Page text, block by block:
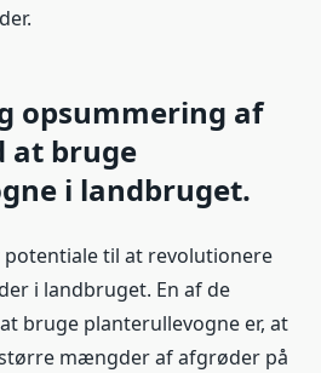
opsummering af
at bruge
i landbruget.
til at revolutionere
i landbruget. En af de
bruge planterullevogne er, at
mængder af afgrøder på